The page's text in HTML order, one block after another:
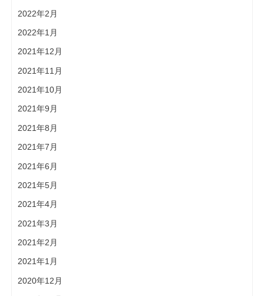
2022年2月
2022年1月
2021年12月
2021年11月
2021年10月
2021年9月
2021年8月
2021年7月
2021年6月
2021年5月
2021年4月
2021年3月
2021年2月
2021年1月
2020年12月